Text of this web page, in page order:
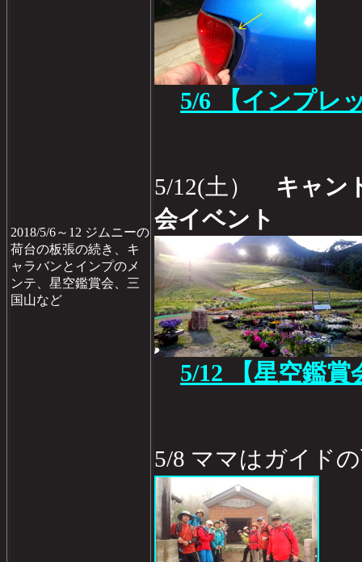
2018/5/6～12 ジムニーの
荷台の板張の続き、キ
ャラバンとインプのメ
ンテ、星空鑑賞会、三
国山など
5/6 【インプレ
5/12(土） キャン
会イベント
5/12 【星空鑑賞
5/8 ママはガイド